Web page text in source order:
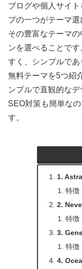
ブログや個人サイ
プの一つがテーマ選
その豊富なテーマ
ンを選べることで
すく、シンプルで
無料テーマを5つ紹
ンプルで直観的な
SEO対策も簡単な
す。
1. Astra
特徴
2. Neve
特徴
3.
特徴
4.